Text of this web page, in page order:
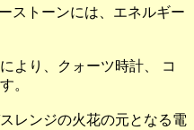
ストーンには、エネルギー
より、クォーツ時計、 コ
。
レンジの火花の元となる電